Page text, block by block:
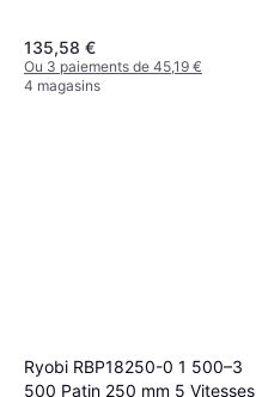
135,58 €
Ou 3 paiements de 45,19 €
4 magasins
Ryobi RBP18250-0 1 500–3
500 Patin 250 mm 5 Vitesses